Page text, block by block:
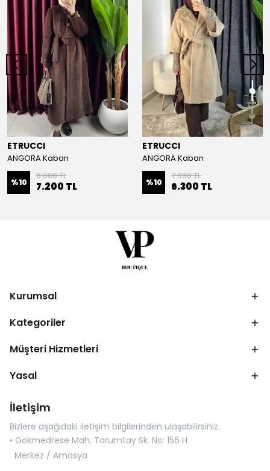
ETRUCCI
ANGORA Kaban
%10
8.000 TL
7.200 TL
ETRUCCI
ANGORA Kaban
%10
7.000 TL
6.300 TL
Kurumsal
Kategoriler
Müşteri Hizmetleri
Yasal
İletişim
Bizlere aşağıdaki iletişim bilgilerinden ulaşabilirsiniz.
• Gökmedrese Mah. Torumtay Sk. No: 156 H
Merkez / Amasya